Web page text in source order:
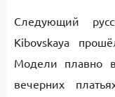
Следующий
Kibovskaya
Модели плавно
вечерних